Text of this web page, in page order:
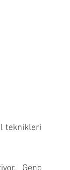
teknikleri